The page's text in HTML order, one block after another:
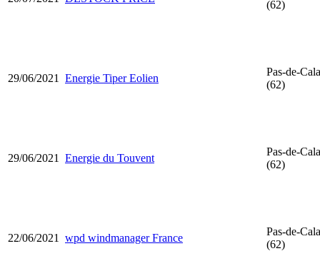
(62)
29/06/2021 Energie Tiper Eolien
Pas-de-
(62)
29/06/2021 Energie du Touvent
Pas-de-
(62)
22/06/2021 wpd windmanager France
Pas-de-
(62)